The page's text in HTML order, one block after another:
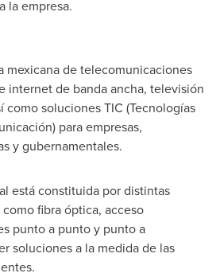
la empresa.
mexicana de telecomunicaciones
internet de banda ancha, televisión
como soluciones TIC (Tecnologías
para empresas,
y gubernamentales.
está constituida por distintas
fibra óptica, acceso
punto a punto y punto a
soluciones a la medida de las